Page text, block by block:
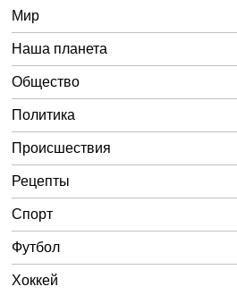
Мир
Наша планета
Общество
Политика
Происшествия
Рецепты
Спорт
Футбол
Хоккей